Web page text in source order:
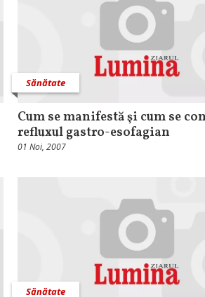
Sănătate
Cum se manifestă şi cum se
refluxul gastro-esofagian
01 Noi, 2007
Sănătate